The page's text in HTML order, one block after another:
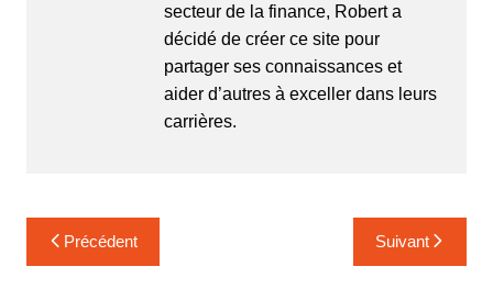
secteur de la finance, Robert a
décidé de créer ce site pour
partager ses connaissances et
aider d’autres à exceller dans leurs
carrières.
Navigation
de
Précédent Suivant